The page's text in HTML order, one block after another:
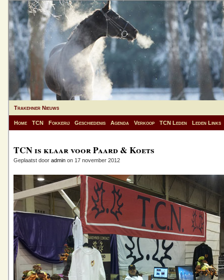
Trakehner Nieuws
Home TCN Fokkerij Geschiedenis Agenda Verkoop TCN Leden Leden Links
TCN is klaar voor Paard & Koets
Geplaatst door admin on 17 november 2012